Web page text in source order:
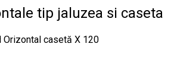
tip jaluzea si caseta
Orizontal casetă X 120